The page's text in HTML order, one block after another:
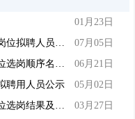
01月23日
2018泰安新泰市退役士兵专项公益性岗位拟聘人员进行公示和组织报到试用公告（第三批）
07月05日
2018滨州市直退役士兵专项公益性岗位选岗顺序名单公示
06月21日
聘用人员公示
05月02日
2018滨州高新区退役士兵专项工作岗位选岗结果及拟聘用人员公示 03月27日